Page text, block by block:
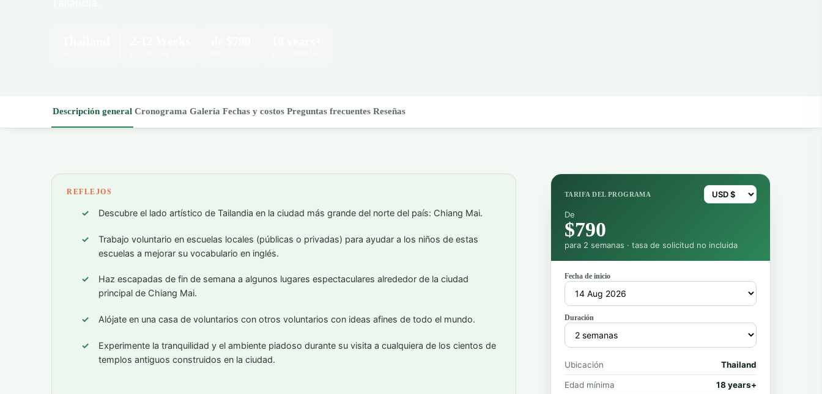
Descripción general Cronograma Galería Fechas y costos Preguntas frecuentes Reseñas
REFLEJOS
Descubre el lado artístico de Tailandia en la ciudad más grande del norte del país: Chiang Mai.
Trabajo voluntario en escuelas locales (públicas o privadas) para ayudar a los niños de estas
escuelas a mejorar su vocabulario en inglés.
Haz escapadas de fin de semana a algunos lugares espectaculares alrededor de la ciudad
principal de Chiang Mai.
Alójate en una casa de voluntarios con otros voluntarios con ideas afines de todo el mundo.
Experimente la tranquilidad y el ambiente piadoso durante su visita a cualquiera de los cientos de
templos antiguos construidos en la ciudad.
TARIFA DEL PROGRAMA
De
$790
para 2 semanas · tasa de solicitud no incluida
Fecha de inicio
Duración
Ubicación Thailand
Edad mínima 18 years+